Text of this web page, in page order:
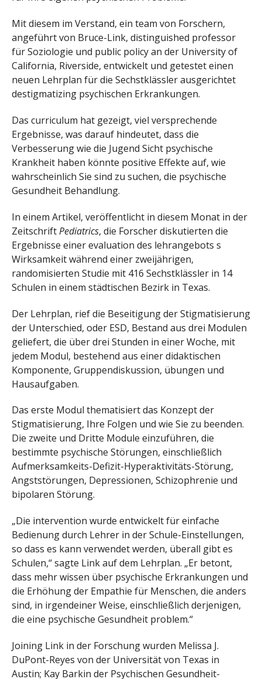
Mit diesem im Verstand, ein team von Forschern,
angeführt von Bruce-Link, distinguished professor
für Soziologie und public policy an der University of
California, Riverside, entwickelt und getestet einen
neuen Lehrplan für die Sechstklässler ausgerichtet
destigmatizing psychischen Erkrankungen.
Das curriculum hat gezeigt, viel versprechende
Ergebnisse, was darauf hindeutet, dass die
Verbesserung wie die Jugend Sicht psychische
Krankheit haben könnte positive Effekte auf, wie
wahrscheinlich Sie sind zu suchen, die psychische
Gesundheit Behandlung.
In einem Artikel, veröffentlicht in diesem Monat in der
ZeitschriftPediatrics, die Forscher diskutierten die
Ergebnisse einer evaluation des lehrangebots s
Wirksamkeit während einer zweijährigen,
randomisierten Studie mit 416 Sechstklässler in 14
Schulen in einem städtischen Bezirk in Texas.
Der Lehrplan, rief die Beseitigung der Stigmatisierung
der Unterschied, oder ESD, Bestand aus drei Modulen
geliefert, die über drei Stunden in einer Woche, mit
jedem Modul, bestehend aus einer didaktischen
Komponente, Gruppendiskussion, übungen und
Hausaufgaben.
Das erste Modul thematisiert das Konzept der
Stigmatisierung, Ihre Folgen und wie Sie zu beenden.
Die zweite und Dritte Module einzuführen, die
bestimmte psychische Störungen, einschließlich
Aufmerksamkeits-Defizit-Hyperaktivitäts-Störung,
Angststörungen, Depressionen, Schizophrenie und
bipolaren Störung.
„Die intervention wurde entwickelt für einfache
Bedienung durch Lehrer in der Schule-Einstellungen,
so dass es kann verwendet werden, überall gibt es
Schulen,“ sagte Link auf dem Lehrplan. „Er betont,
dass mehr wissen über psychische Erkrankungen und
die Erhöhung der Empathie für Menschen, die anders
sind, in irgendeiner Weise, einschließlich derjenigen,
die eine psychische Gesundheit problem.“
Joining Link in der Forschung wurden Melissa J.
DuPont-Reyes von der Universität von Texas in
Austin; Kay Barkin der Psychischen Gesundheit-